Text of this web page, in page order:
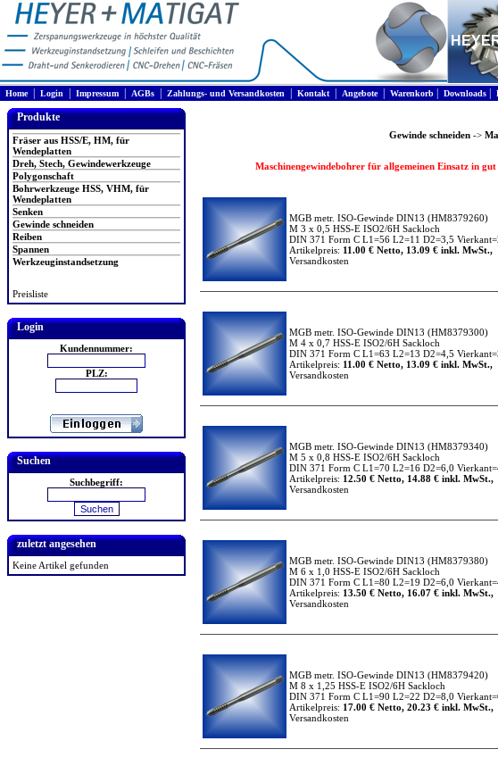
Home| Login Impressum AGBs Zahlungs- und Versandkosten Kontakt| Angebote| Warenkorb Downloads
Produkte
Fräser aus HSS/E, HM, für
Wendeplatten
Dreh, Stech, Gewindewerkzeuge
Polygonschaft
Bohrwerkzeuge HSS, VHM, für
Wendeplatten
Senken
Gewinde schneiden
Reiben
Spannen
Werkzeuginstandsetzung
Preisliste
Login
Kundennummer:
PLZ:
Suchen
Suchbegriff:
zuletzt angesehen
Keine Artikel gefunden
Gewinde schneiden ->
Maschinengewindebohrer für allgemeinen Einsatz in
MGB metr. ISO-Gewinde DIN13 (HM8379260)
M 3 x 0,5 HSS-E ISO2/6H Sackloch
DIN 371 Form C L1=56 L2=11 D2=3,5
Artikelpreis: 11.00 € Netto, 13.09 € inkl. MwSt.,
Versandkosten
MGB metr. ISO-Gewinde DIN13 (HM8379300)
M 4 x 0,7 HSS-E ISO2/6H Sackloch
DIN 371 Form C L1=63 L2=13 D2=4,5
Artikelpreis: 11.00 € Netto, 13.09 € inkl. MwSt.,
Versandkosten
MGB metr. ISO-Gewinde DIN13 (HM8379340)
M 5 x 0,8 HSS-E ISO2/6H Sackloch
DIN 371 Form C L1=70 L2=16 D2=6,0
Artikelpreis: 12.50 € Netto, 14.88 € inkl. MwSt.,
Versandkosten
MGB metr. ISO-Gewinde DIN13 (HM8379380)
M 6 x 1,0 HSS-E ISO2/6H Sackloch
DIN 371 Form C L1=80 L2=19 D2=6,0
Artikelpreis: 13.50 € Netto, 16.07 € inkl. MwSt.,
Versandkosten
MGB metr. ISO-Gewinde DIN13 (HM8379420)
M 8 x 1,25 HSS-E ISO2/6H Sackloch
DIN 371 Form C L1=90 L2=22 D2=8,0
Artikelpreis: 17.00 € Netto, 20.23 € inkl. MwSt.,
Versandkosten